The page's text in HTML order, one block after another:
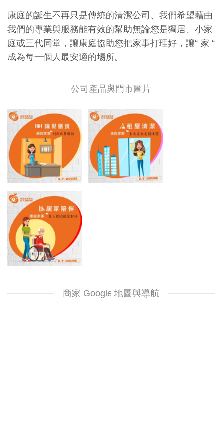
康庭的誕生不再只是傳統的清潔公司、我們希望藉由
我們的專業與服務能有效的幫助無論您是獨居、小家
庭或三代同堂，讓康庭協助您把家事打理好，讓“ 家 “
成為每一個人最安適的場所。
公司產品與門市圖片
商家 Google 地圖與導航